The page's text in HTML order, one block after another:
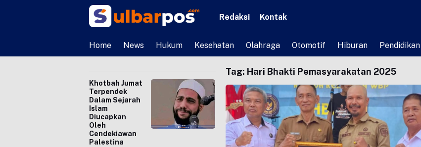
Redaksi Kontak
Home News Hukum Kesehatan Olahraga Otomotif Hiburan Pendidikan
Khotbah Jumat
Terpendek
Dalam Sejarah
Islam
Diucapkan
Oleh
Cendekiawan
Palestina
Tag: Hari Bhakti Pemasyarakatan 2025